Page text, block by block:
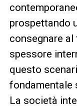
prospettando
consegnare
spessore
questo
fondamentale
La società